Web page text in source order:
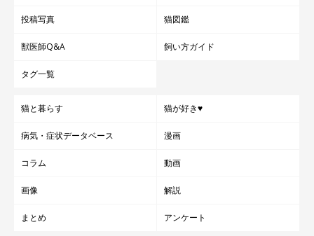
投稿写真 猫図鑑
獣医師Q&A 飼い方ガイド
タグ一覧
猫と暮らす 猫が好き♥
病気・症状データベース 漫画
コラム 動画
画像 解説
まとめ アンケート